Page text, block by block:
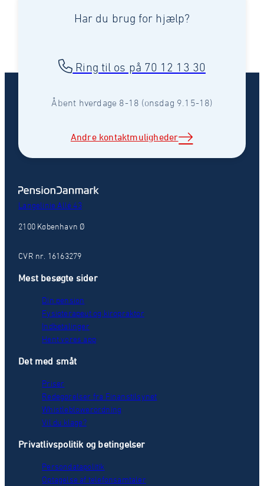
Har du brug for hjælp?
Ring til os på 70 12 13 30
Åbent hverdage 8-18 (onsdag 9.15-18)
Andre kontaktmuligheder
Langelinie Allé 43
2100 København Ø
CVR nr. 16163279
Mest besøgte sider
Din pension
Fysioterapeut og kiropraktor
Indbetalinger
Hent vores app
Det med småt
Priser
Redegørelser fra Finanstilsynet
Whistleblowerordning
Vil du klage?
Privatlivspolitik og betingelser
Persondatapolitik
Optagelse af telefonsamtaler